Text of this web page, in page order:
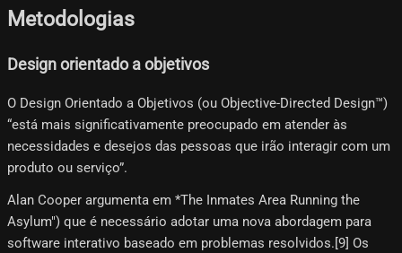
Metodologias
Design orientado a objetivos
O Design Orientado a Objetivos (ou Objective-Directed Design™)
“está mais significativamente preocupado em atender às
necessidades e desejos das pessoas que irão interagir com um
produto ou serviço”.
Alan Cooper argumenta em *The Inmates Area Running the
Asylum") que é necessário adotar uma nova abordagem para
software interativo baseado em problemas resolvidos.[9]​ Os